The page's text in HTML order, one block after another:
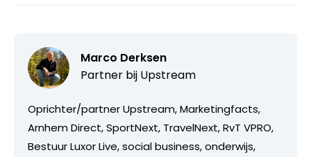
Marco Derksen
Partner bij Upstream
Oprichter/partner Upstream, Marketingfacts,
Arnhem Direct, SportNext, TravelNext, RvT VPRO,
Bestuur Luxor Live, social business, onderwijs,